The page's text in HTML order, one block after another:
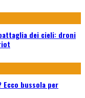
dei cieli: droni
Ecco bussola per